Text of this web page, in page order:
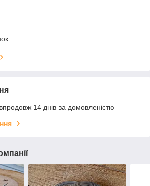
14 днів за домовленістю